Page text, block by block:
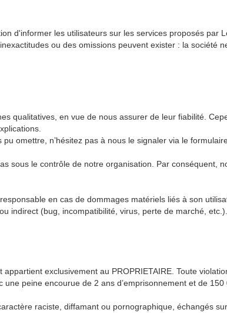
d'informer les utilisateurs sur les services proposés par
ou des omissions peuvent exister : la société
qualitatives, en vue de nous assurer de leur fiabilité.
omettre, n’hésitez pas à nous le signaler via le
sous le contrôle de notre organisation. Par conséquent,
en cas de dommages matériels liés à son
indirect (bug, incompatibilité, virus, perte de marché, etc.).
exclusivement au PROPRIETAIRE. Toute
peine encourue de 2 ans d’emprisonnement et de 150
raciste, diffamant ou pornographique, échangés